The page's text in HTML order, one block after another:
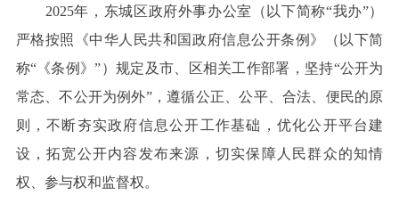
2025年，东城区政府外事办公室（以下简称“我办”）
严格按照《中华人民共和国政府信息公开条例》（以下简
称“《条例》”）规定及市、区相关工作部署，坚持“公开为
常态、不公开为例外”，遵循公正、公平、合法、便民的原
则，不断夯实政府信息公开工作基础，优化公开平台建
设，拓宽公开内容发布来源，切实保障人民群众的知情
权、参与权和监督权。